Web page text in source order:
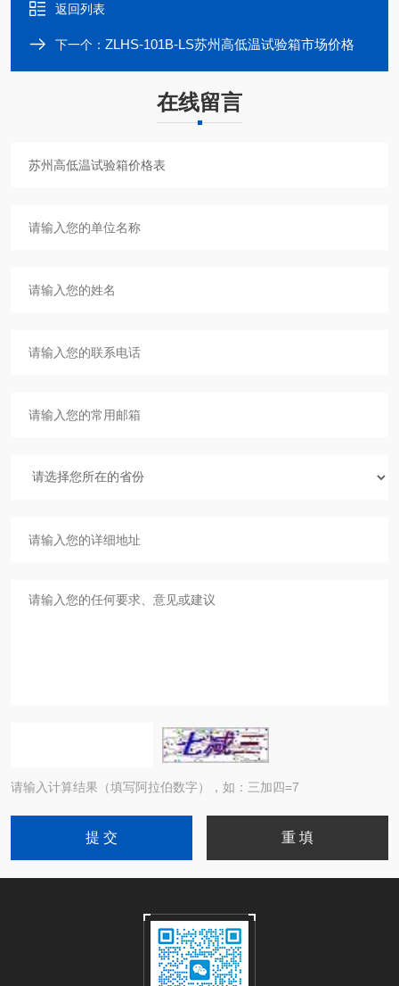
返回列表
下一个： ZLHS-101B-LS苏州高低温试验箱市场价格
在线留言
请输入计算结果（填写阿拉伯数字），如：三加四=7